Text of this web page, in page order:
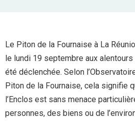
Le Piton de la Fournaise à La
le lundi 19 septembre aux alentours
été déclenchée. Selon
Piton de la Fournaise, cela signifie
l’Enclos est sans menace
personnes, des biens ou de